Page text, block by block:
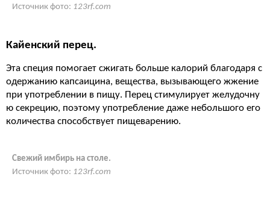
Источник фото: 123rf.com
Кайенский перец.
Эта специя помогает сжигать больше калорий благодаря с
одержанию капсаицина, вещества, вызывающего жжение
при употреблении в пищу. Перец стимулирует желудочну
ю секрецию, поэтому употребление даже небольшого его
количества способствует пищеварению.
Свежий имбирь на столе.
Источник фото: 123rf.com